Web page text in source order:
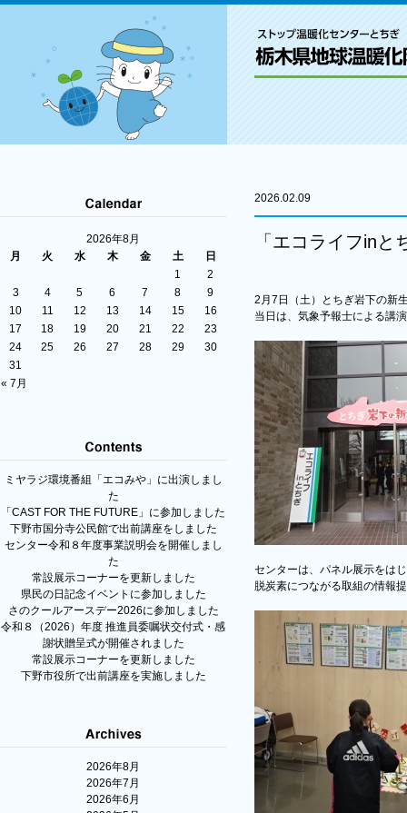
2026年8月
月
火 水 木 金 土 日
« 7月
1
2
3
4 5 6 7 8
9
10
11 12 13 14 15
16
17
18 19 20 21 22
23
24
25 26 27 28 29
30
31
ミヤラジ環境番組「エコみや」に出演しまし
た
「CAST FOR THE FUTURE」に参加しました
下野市国分寺公民館で出前講座をしました
センター令和８年度事業説明会を開催しまし
た
常設展示コーナーを更新しました
県民の日記念イベントに参加しました
さのクールアースデー2026に参加しました
令和８（2026）年度 推進員委嘱状交付式・感
謝状贈呈式が開催されました
常設展示コーナーを更新しました
下野市役所で出前講座を実施しました
2026年8月
2026年7月
2026年6月
2026.02.09
「エコライフin
2月7日（土）とちぎ岩下の新
当日は、気象予報士による講
センターは、パネル展示をは
脱炭素につながる取組の情報